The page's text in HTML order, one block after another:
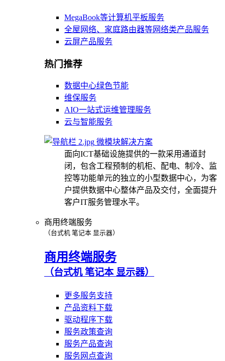
MegaBook等计算机平板服务
全屋网络、家庭路由器等网络类产品服务
云屏产品服务
热门推荐
数据中心绿色节能
维保服务
AIO一站式运维管理服务
云与智能服务
微模块解决方案
面向ICT基础设施提供的一款采用通道封
闭，包含工程预制的机柜、配电、制冷、监
控等功能单元的独立的小型数据中心，为客
户提供数据中心整体产品及交付，全面提升
客户IT服务管理水平。
商用终端服务
（台式机 笔记本 显示器）
商用终端服务
（台式机 笔记本 显示器）
更多服务支持
产品资料下载
驱动程序下载
服务政策查询
服务产品查询
服务网点查询